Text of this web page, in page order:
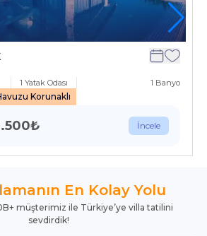
1 Yatak Odası 1 Banyo
Korunaklı
₺ İncele
En Kolay Yolu
müşterimiz ile Türkiye’ye villa tatilini
sevdirdik!